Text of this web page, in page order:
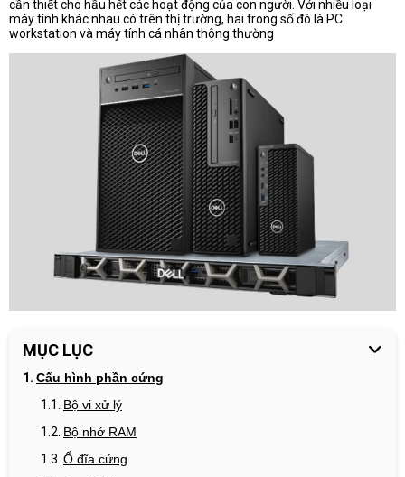
cần thiết cho hầu hết các hoạt động của con người. Với nhiều loại
máy tính khác nhau có trên thị trường, hai trong số đó là PC
workstation và máy tính cá nhân thông thường
MỤC LỤC
Cấu hình phần cứng
Bộ vi xử lý
Bộ nhớ RAM
Ổ đĩa cứng